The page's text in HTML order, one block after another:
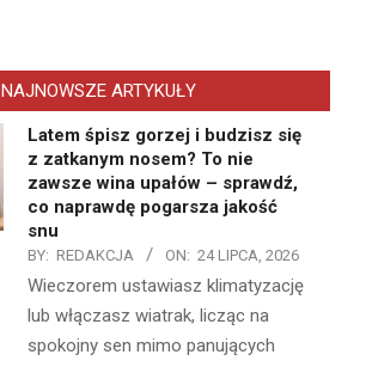
NAJNOWSZE ARTYKUŁY
Latem śpisz gorzej i budzisz się
z zatkanym nosem? To nie
zawsze wina upałów – sprawdź,
co naprawdę pogarsza jakość
snu
BY: REDAKCJA ON: 24 LIPCA, 2026
Wieczorem ustawiasz klimatyzację
lub włączasz wiatrak, licząc na
spokojny sen mimo panujących